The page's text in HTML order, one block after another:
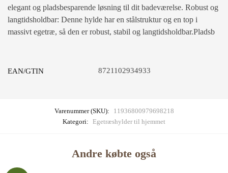
elegant og pladsbesparende løsning til dit badeværelse. Robust og
langtidsholdbar: Denne hylde har en stålstruktur og en top i
massivt egetræ, så den er robust, stabil og langtidsholdbar.Pladsb
EAN/GTIN 8721102934933
Varenummer (SKU):
11936800979698218
Kategori: Egetræshylder til hjemmet
Andre købte også